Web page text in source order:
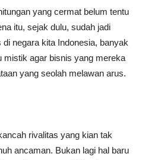
yang cermat belum tentu
itu, sejak dulu, sudah jadi
negara kita Indonesia, banyak
mistik agar bisnis yang mereka
yang seolah melawan arus.
rivalitas yang kian tak
ancaman. Bukan lagi hal baru